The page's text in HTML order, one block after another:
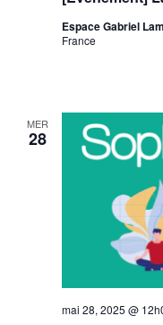
Espace Gabriel
France
MER
28
mai 28, 2025 @